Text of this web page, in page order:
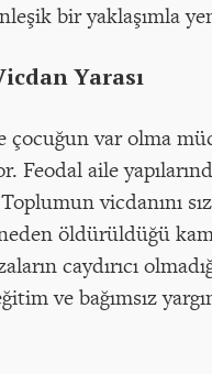
bir yaklaşımla
Yarası
çocuğun var olma
aile
vicdanını
öldürüldüğü
caydırıcı
ve bağımsız